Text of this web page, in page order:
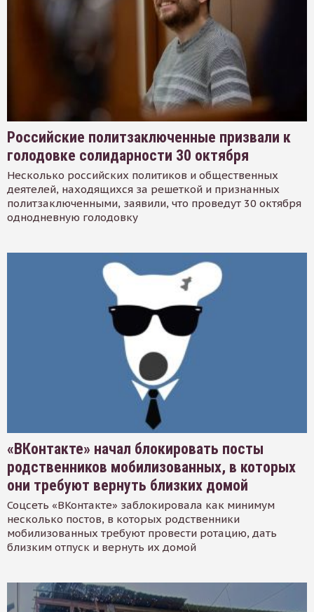
Российские политзаключенные призвали к
голодовке солидарности 30 октября
Несколько российских политиков и общественных
деятелей, находящихся за решеткой и признанных
политзаключенными, заявили, что проведут 30 октября
однодневную голодовку
«ВКонтакте» начал блокировать посты
родственников мобилизованных, в которых
они требуют вернуть близких домой
Соцсеть «ВКонтакте» заблокировала как минимум
несколько постов, в которых родственники
мобилизованных требуют провести ротацию, дать
близким отпуск и вернуть их домой